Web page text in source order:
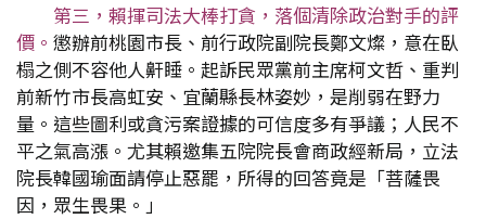
第三，賴揮司法大棒打貪，落個清除政治對手的評
價。 懲辦前桃園市長、前行政院副院長鄭文燦，意在臥
榻之側不容他人鼾睡。起訴民眾黨前主席柯文哲、重判
前新竹市長高虹安、宜蘭縣長林姿妙，是削弱在野力
量。這些圖利或貪污案證據的可信度多有爭議；人民不
平之氣高漲。尤其賴邀集五院院長會商政經新局，立法
院長韓國瑜面請停止惡罷，所得的回答竟是「菩薩畏
因，眾生畏果。」